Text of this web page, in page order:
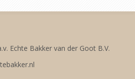
Echte Bakker van der Goot B.V.